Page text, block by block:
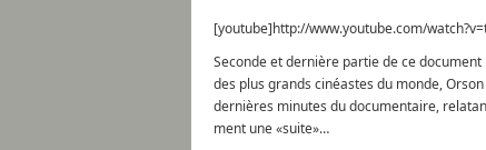
[youtube]http://www.youtube.com/
Seconde et dernière partie de ce
des plus grands cinéastes du monde,
dernières minutes du documentaire,
ment une «suite»…